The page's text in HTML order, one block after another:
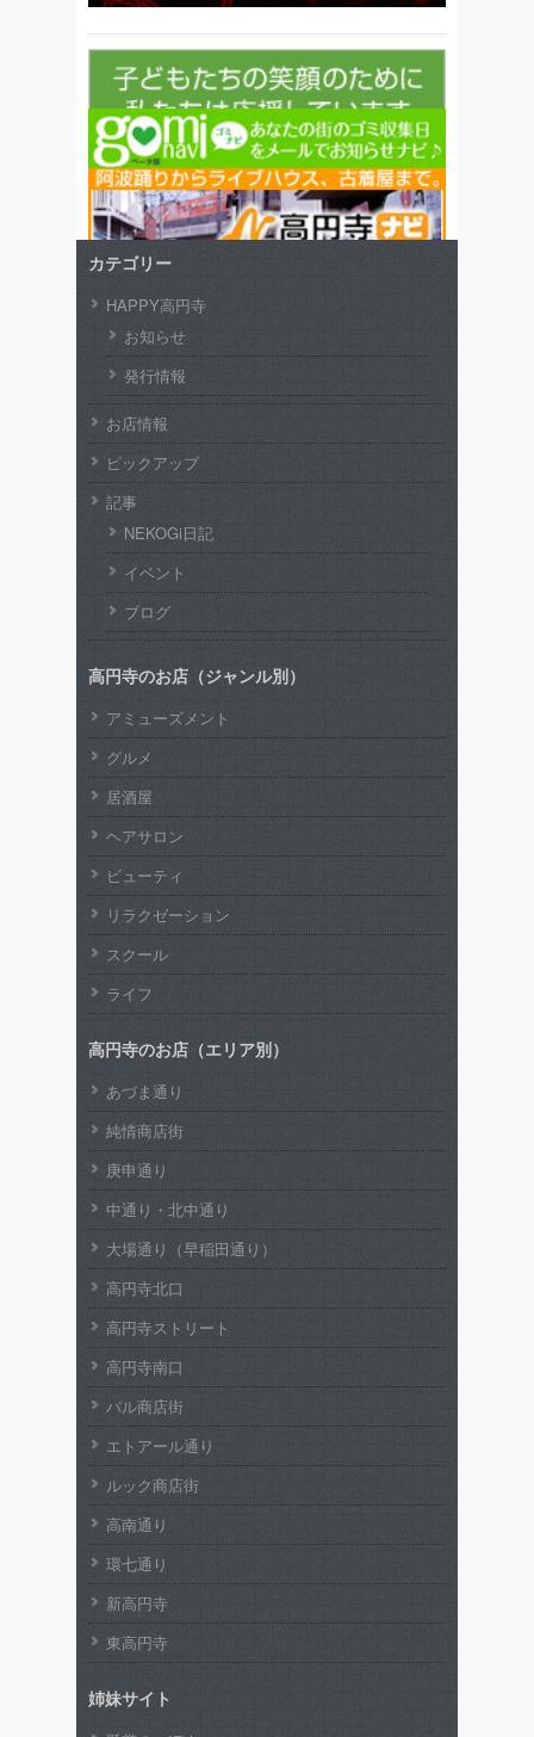
カテゴリー
HAPPY高円寺
お知らせ
発行情報
お店情報
ピックアップ
記事
NEKOGi日記
イベント
ブログ
高円寺のお店（ジャンル別）
アミューズメント
グルメ
居酒屋
ヘアサロン
ビューティ
リラクゼーション
スクール
ライフ
高円寺のお店（エリア別）
あづま通り
純情商店街
庚申通り
中通り・北中通り
大場通り（早稲田通り）
高円寺北口
高円寺ストリート
高円寺南口
パル商店街
エトアール通り
ルック商店街
高南通り
環七通り
新高円寺
東高円寺
姉妹サイト